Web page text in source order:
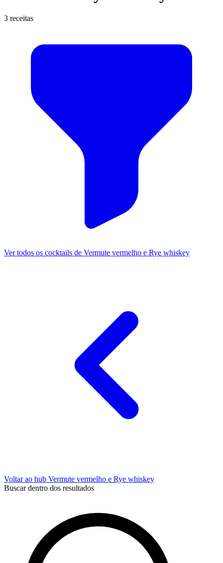
3 receitas
Ver todos os cocktails de Vermute vermelho e Rye whiskey
Voltar ao hub Vermute vermelho e Rye whiskey
Buscar dentro dos resultados